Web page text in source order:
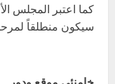
كما اعتبر المجلس
سيكون منطلقاً